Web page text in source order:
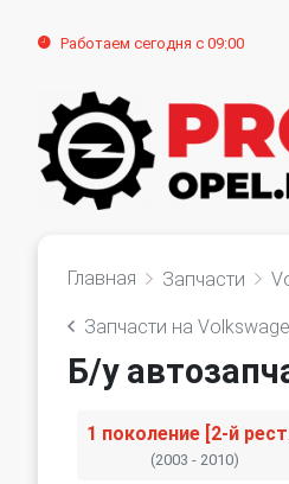
Работаем сегодня с 09:00
Главная Запчасти
Запчасти на
Б/у
1
(2003 - 2010)